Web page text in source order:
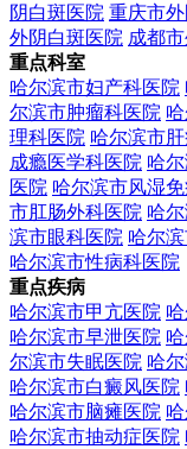
阴白斑医院 重庆市
外阴白斑医院 成都
重点科室
哈尔滨市妇产科医院
尔滨市肿瘤科医院
理科医院 哈尔滨市
成瘾医学科医院 哈
医院 哈尔滨市风湿
市肛肠外科医院 哈
滨市眼科医院 哈尔
哈尔滨市性病科医院
重点疾病
哈尔滨市甲亢医院
哈尔滨市早泄医院
尔滨市失眠医院 哈
哈尔滨市白癜风医院
哈尔滨市脑瘫医院
哈尔滨市抽动症医院